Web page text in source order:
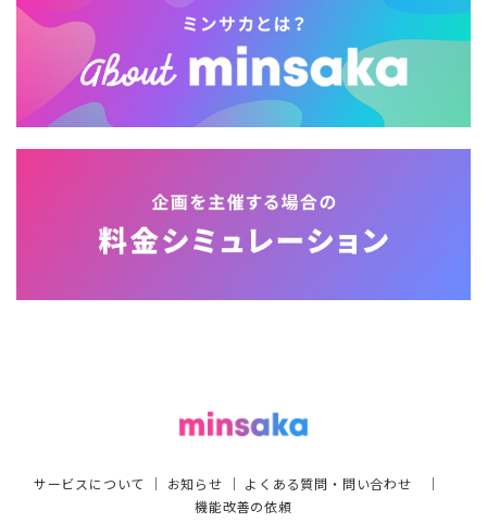
サービスについて ｜ お知らせ ｜ よくある質問・問い合わせ ｜
機能改善の依頼